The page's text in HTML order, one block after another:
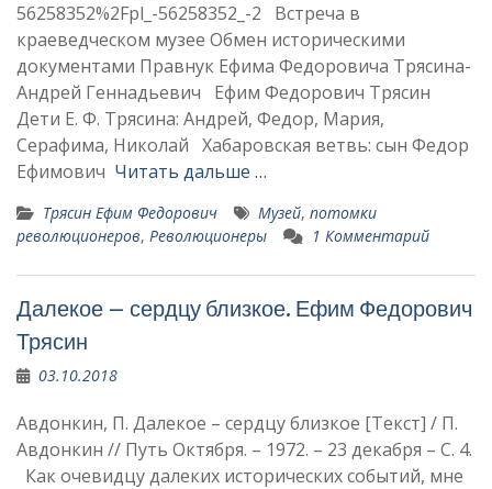
56258352%2Fpl_-56258352_-2 Встреча в
краеведческом музее Обмен историческими
документами Правнук Ефима Федоровича Трясина-
Андрей Геннадьевич Ефим Федорович Трясин
Дети Е. Ф. Трясина: Андрей, Федор, Мария,
Серафима, Николай Хабаровская ветвь: сын Федор
Ефимович Читать дальше …
Трясин Ефим Федорович Музей, потомки
революционеров, Революционеры 1 Комментарий
Далекое – сердцу близкое. Ефим Федорович
Трясин
03.10.2018
Авдонкин, П. Далекое – сердцу близкое [Текст] / П.
Авдонкин // Путь Октября. – 1972. – 23 декабря – С. 4.
Как очевидцу далеких ис­торических событий, мне